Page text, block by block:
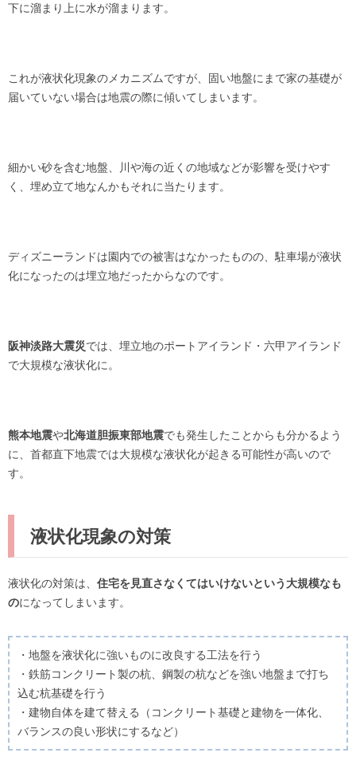
下に溜まり上に水が溜まります。
これが液状化現象のメカニズムですが、固い地盤にまで家の基礎が
届いていない場合は地震の際に傾いてしまいます。
細かい砂を含む地盤、川や海の近くの地域などが影響を受けやす
く、埋め立て地なんかもそれに当たります。
ディズニーランドは園内での被害はなかったものの、駐車場が液状
化になったのは埋立地だったからなのです。
阪神淡路大震災では、埋立地のポートアイランド・六甲アイランド
で大規模な液状化に。
熊本地震や北海道胆振東部地震でも発生したことからも分かるよう
に、首都直下地震では大規模な液状化が起きる可能性が高いので
す。
液状化現象の対策
液状化の対策は、 住宅を見直さなくてはいけないという大規模なも
のになってしまいます。
・地盤を液状化に強いものに改良する工法を行う
・鉄筋コンクリート製の杭、鋼製の杭などを強い地盤まで打ち
込む杭基礎を行う
・建物自体を建て替える（コンクリート基礎と建物を一体化、
バランスの良い形状にするなど）